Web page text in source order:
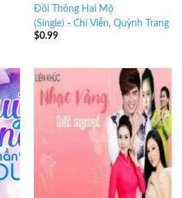
Đồi Thông Hai Mộ
(Single) - Chí Viễn, Quỳnh Trang
$0.99